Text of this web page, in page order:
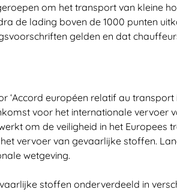
om het transport van kleine
de lading boven de 1000 punten
gelden en dat
‘Accord européen relatif au
voor het internationale vervoer
om de veiligheid in het
vervoer van gevaarlijke stoffen.
wetgeving.
stoffen onderverdeeld in